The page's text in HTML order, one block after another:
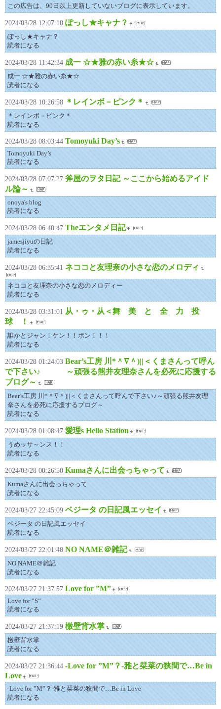
この広告は、90日以上更新していないブログに表示しています。
2024/03/28 12:07:10 ぽっし★キャナ？
ぽっし★キャナ？
読者になる
2024/03/28 11:42:34 成一 ☆★雅の赤い糸★☆
成一 ☆★雅の赤い糸★☆
読者になる
2024/03/28 10:26:58 ＊レインボ－ピンク＊
＊レインボ－ピンク＊
読者になる
2024/03/28 08:03:44 Tomoyuki Day’s
Tomoyuki Day’s
読者になる
2024/03/28 07:07:27 斧屋のヲタ日記 ～ここから始めるアイド
ル論～
onoya's blog
読者になる
2024/03/28 06:40:47 Theエンタメ日記
jamesjiyuの日記
読者になる
2024/03/28 06:35:41 ネココと友理奈の小さな恋のメロディ
ネココと友理奈の小さな恋のメロディー
読者になる
2024/03/28 03:31:01 从・ゥ・从＜舞 美 と 全 力 投
球 ！
誰かとジャン！ケン！！ポン！！！
読者になる
2024/03/28 01:24:03 Bear’s工房 川*＾∇＾)||＜くまさんって呼ん
で下さい♪ ～頑張る熊井友理奈さんを必死に応援する
ブログ～
Bear’s工房 川*＾∇＾)||＜くまさんって呼んで下さい♪～頑張る熊井友理
奈さんを必死に応援するブログ～
読者になる
2024/03/28 01:08:47 愛理s Hello Station
うめッサ～ンス！！
読者になる
2024/03/28 00:26:50 Kumaさんに出会っちゃって
Kumaさんに出会っちゃって
読者になる
2024/03/27 22:45:09 ベジータ の日記風エッセイ
ベジータ の日記風エッセイ
読者になる
2024/03/27 22:01:48 NO NAME＠雑記
NO NAME＠雑記
読者になる
2024/03/27 21:37:57 Love for ”M”
Love for ”S”
読者になる
2024/03/27 21:37:19 檄壁背水掌
檄壁背水掌
読者になる
2024/03/27 21:36:44 -Love for ”M”？-雅と栞菜の狭間で…Be in
Love
-Love for ”M”？-雅と栞菜の狭間で…Be in Love
読者になる